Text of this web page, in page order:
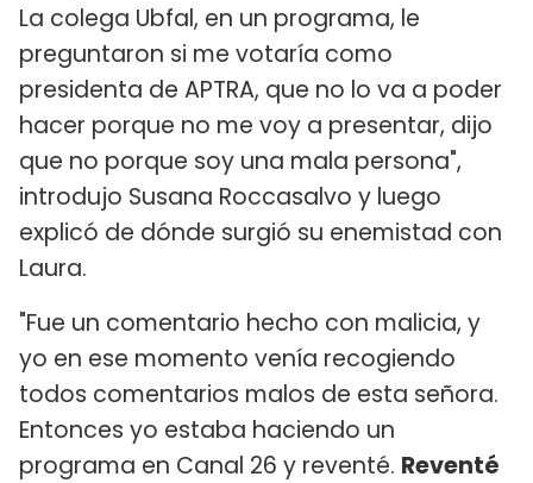
La colega Ubfal, en un programa, le
preguntaron si me votaría como
presidenta de APTRA, que no lo va a poder
hacer porque no me voy a presentar, dijo
que no porque soy una mala persona",
introdujo Susana Roccasalvo y luego
explicó de dónde surgió su enemistad con
Laura.
"Fue un comentario hecho con malicia, y
yo en ese momento venía recogiendo
todos comentarios malos de esta señora.
Entonces yo estaba haciendo un
programa en Canal 26 y reventé. Reventé